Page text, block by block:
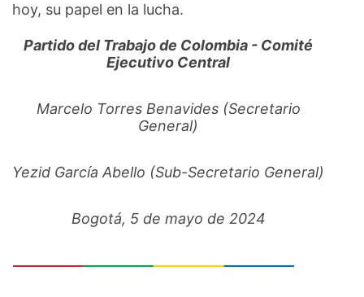
hoy, su papel en la lucha.
Partido del Trabajo de Colombia - Comité
Ejecutivo Central
Marcelo Torres Benavides (Secretario
General)
Yezid García Abello (Sub-Secretario General)
Bogotá, 5 de mayo de 2024